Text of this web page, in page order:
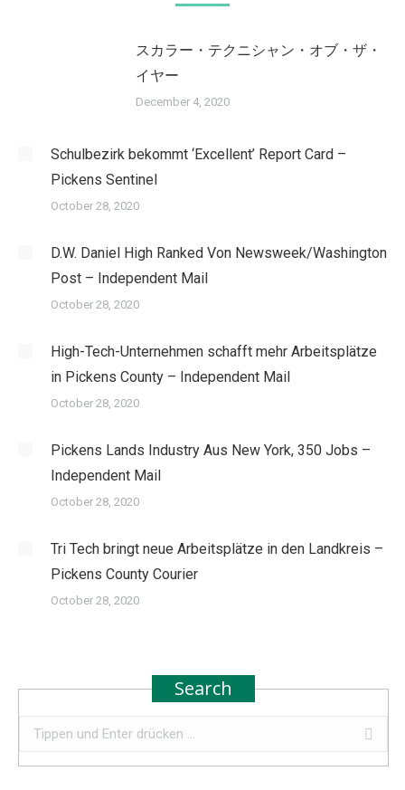
スカラー・テクニシャン・オブ・ザ・
イヤー
December 4, 2020
Schulbezirk bekommt ‘Excellent’ Report Card –
Pickens Sentinel
October 28, 2020
D.W. Daniel High Ranked Von Newsweek/Washington
Post – Independent Mail
October 28, 2020
High-Tech-Unternehmen schafft mehr Arbeitsplätze
in Pickens County – Independent Mail
October 28, 2020
Pickens Lands Industry Aus New York, 350 Jobs –
Independent Mail
October 28, 2020
Tri Tech bringt neue Arbeitsplätze in den Landkreis –
Pickens County Courier
October 28, 2020
Search
Search: